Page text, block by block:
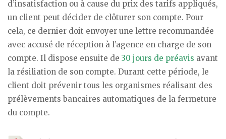
d’insatisfaction ou à cause du prix des tarifs appliqués,
un client peut décider de clôturer son compte. Pour
cela, ce dernier doit envoyer une lettre recommandée
avec accusé de réception à l’agence en charge de son
compte. Il dispose ensuite de 30 jours de préavis avant
la résiliation de son compte. Durant cette période, le
client doit prévenir tous les organismes réalisant des
prélèvements bancaires automatiques de la fermeture
du compte.